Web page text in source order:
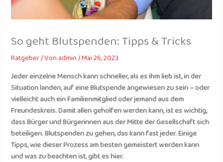
So geht Blutspenden: Tipps & Tricks
Ratgeber/ Von admin/Mai 26, 2023
Jeder einzelne Mensch kann schneller, als es ihm lieb ist, in der
Situation landen, auf eine Blutspende angewiesen zu sein – oder
vielleicht auch ein Familienmitglied oder jemand aus dem
Freundeskreis. Damit allen geholfen werden kann, ist es wichtig,
dass Bürger und Bürgerinnen aus der Mitte der Gesellschaft sich
beteiligen. Blutspenden zu gehen, das kann fast jeder. Einige
Tipps, wie dieser Prozess am besten gemeistert werden kann
und was zu beachten ist, gibt es hier.